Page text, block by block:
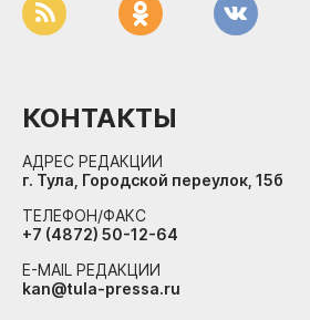
КОНТАКТЫ
АДРЕС РЕДАКЦИИ
г. Тула, Городской переулок, 15б
ТЕЛЕФОН/ФАКС
+7 (4872) 50-12-64
E-MAIL РЕДАКЦИИ
kan@tula-pressa.ru